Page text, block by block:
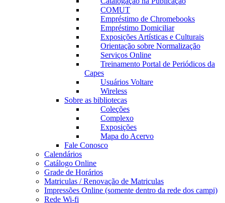
COMUT
Empréstimo de Chromebooks
Empréstimo Domiciliar
Exposições Artísticas e Culturais
Orientação sobre Normalização
Serviços Online
Treinamento Portal de Periódicos da
Capes
Usuários Voltare
Wireless
Sobre as bibliotecas
Coleções
Complexo
Exposições
Mapa do Acervo
Fale Conosco
Calendários
Catálogo Online
Grade de Horários
Matriculas / Renovação de Matriculas
Impressões Online (somente dentro da rede dos campi)
Rede Wi-fi